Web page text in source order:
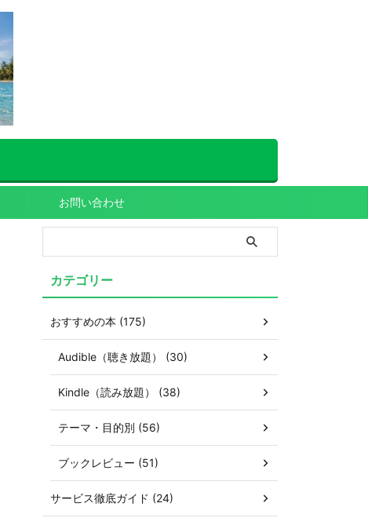
お問い合わせ
カテゴリー
おすすめの本 (175)
Audible（聴き放題） (30)
Kindle（読み放題） (38)
テーマ・目的別 (56)
ブックレビュー (51)
サービス徹底ガイド (24)